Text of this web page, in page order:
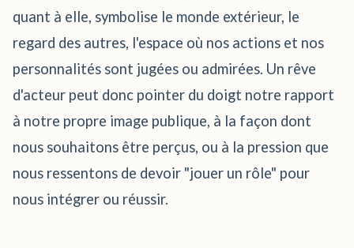
quant à elle, symbolise le monde extérieur, le
regard des autres, l'espace où nos actions et nos
personnalités sont jugées ou admirées. Un rêve
d'acteur peut donc pointer du doigt notre rapport
à notre propre image publique, à la façon dont
nous souhaitons être perçus, ou à la pression que
nous ressentons de devoir "jouer un rôle" pour
nous intégrer ou réussir.